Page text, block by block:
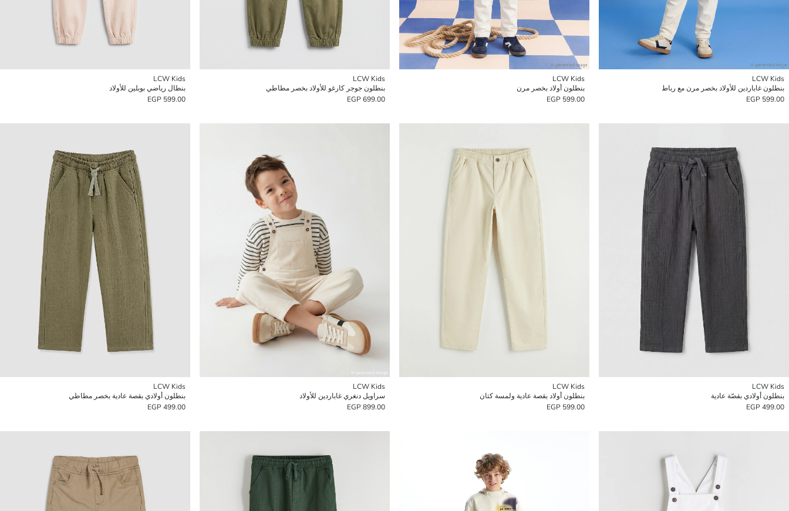
LCW Kids
بنطلون غاباردين للأولاد بخصر مرن مع رباط
599.00 EGP
LCW Kids
بنطلون أولاد بخصر مرن
599.00 EGP
LCW Kids
بنطلون جوجر كارغو للأولاد بخصر مطاطي
699.00 EGP
LCW Kids
بنطال رياضي بوبلين للأولاد
599.00 EGP
LCW Kids
بنطلون أولادي بقصّة عادية
499.00 EGP
LCW Kids
بنطلون أولاد بقصة عادية ولمسة كتان
599.00 EGP
LCW Kids
سراويل دنغري غاباردين للأولاد
899.00 EGP
LCW Kids
بنطلون أولادي بقصة عادية بخصر مطاطي
499.00 EGP